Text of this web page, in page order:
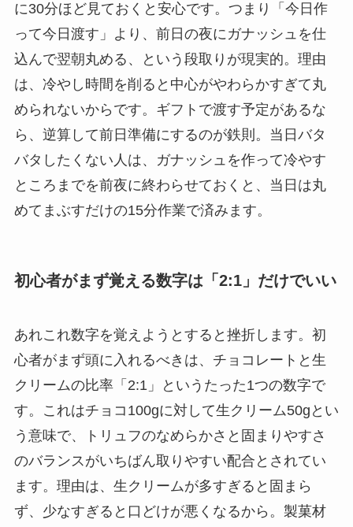
に30分ほど見ておくと安心です。つまり「今日作
って今日渡す」より、前日の夜にガナッシュを仕
込んで翌朝丸める、という段取りが現実的。理由
は、冷やし時間を削ると中心がやわらかすぎて丸
められないからです。ギフトで渡す予定があるな
ら、逆算して前日準備にするのが鉄則。当日バタ
バタしたくない人は、ガナッシュを作って冷やす
ところまでを前夜に終わらせておくと、当日は丸
めてまぶすだけの15分作業で済みます。
初心者がまず覚える数字は「2:1」だけでいい
あれこれ数字を覚えようとすると挫折します。初
心者がまず頭に入れるべきは、チョコレートと生
クリームの比率「2:1」というたった1つの数字で
す。これはチョコ100gに対して生クリーム50gとい
う意味で、トリュフのなめらかさと固まりやすさ
のバランスがいちばん取りやすい配合とされてい
ます。理由は、生クリームが多すぎると固まら
ず、少なすぎると口どけが悪くなるから。製菓材